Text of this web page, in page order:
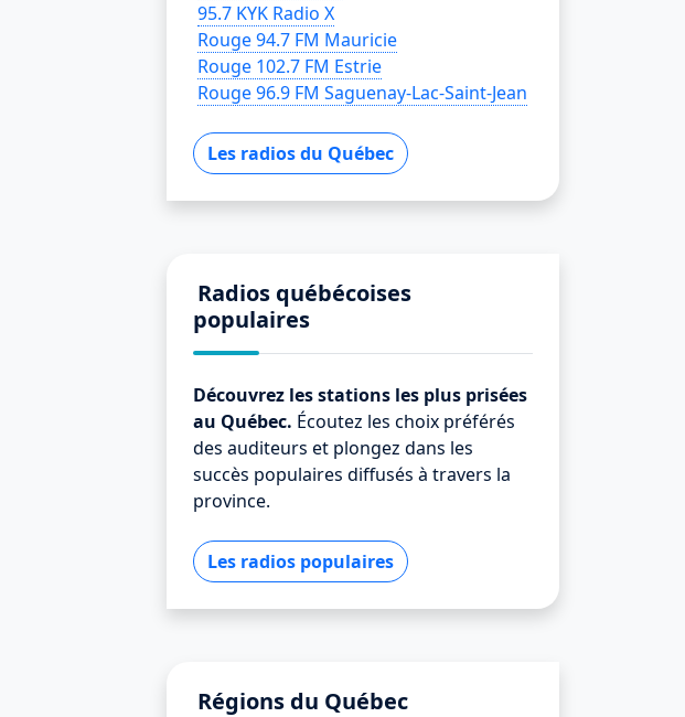
95.7 KYK Radio X
Rouge 94.7 FM Mauricie
Rouge 102.7 FM Estrie
Rouge 96.9 FM Saguenay-Lac-Saint-Jean
Les radios du Québec
Radios québécoises
populaires
Découvrez les stations les plus prisées
au Québec. Écoutez les choix préférés
des auditeurs et plongez dans les
succès populaires diffusés à travers la
province.
Les radios populaires
Régions du Québec